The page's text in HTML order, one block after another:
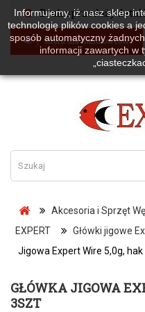
Brak sprzedaży
Strefa dla handlowców
Akcesoria i Sprzęt
EXPERT
Główki jigowe
Jigowa Expert Wire 5,0g,
GŁÓWKA JIGOWA
3SZT
Informujemy, iż nasz sklep
technologię plików cookies a
sposób automatyczny
informacji zawartych w